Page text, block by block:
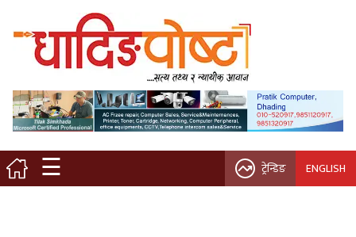
☰
मुख्य पृष्ठ
स्थानीय समाचार
विचार / ब्लग
नगर/गाउँ पालिका
ट्रेन्डिङ ENGLISH